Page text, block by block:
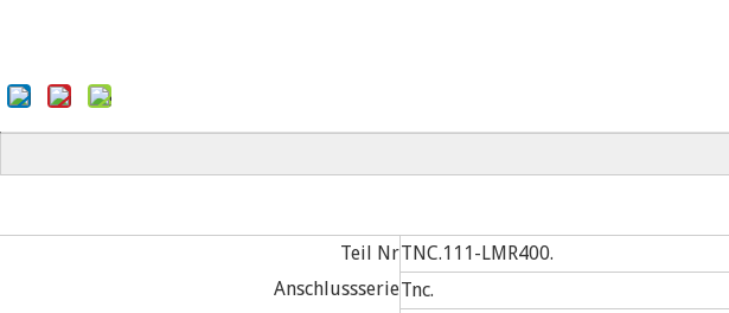
Teil NrTNC.111-LMR400.
AnschlussserieTnc.